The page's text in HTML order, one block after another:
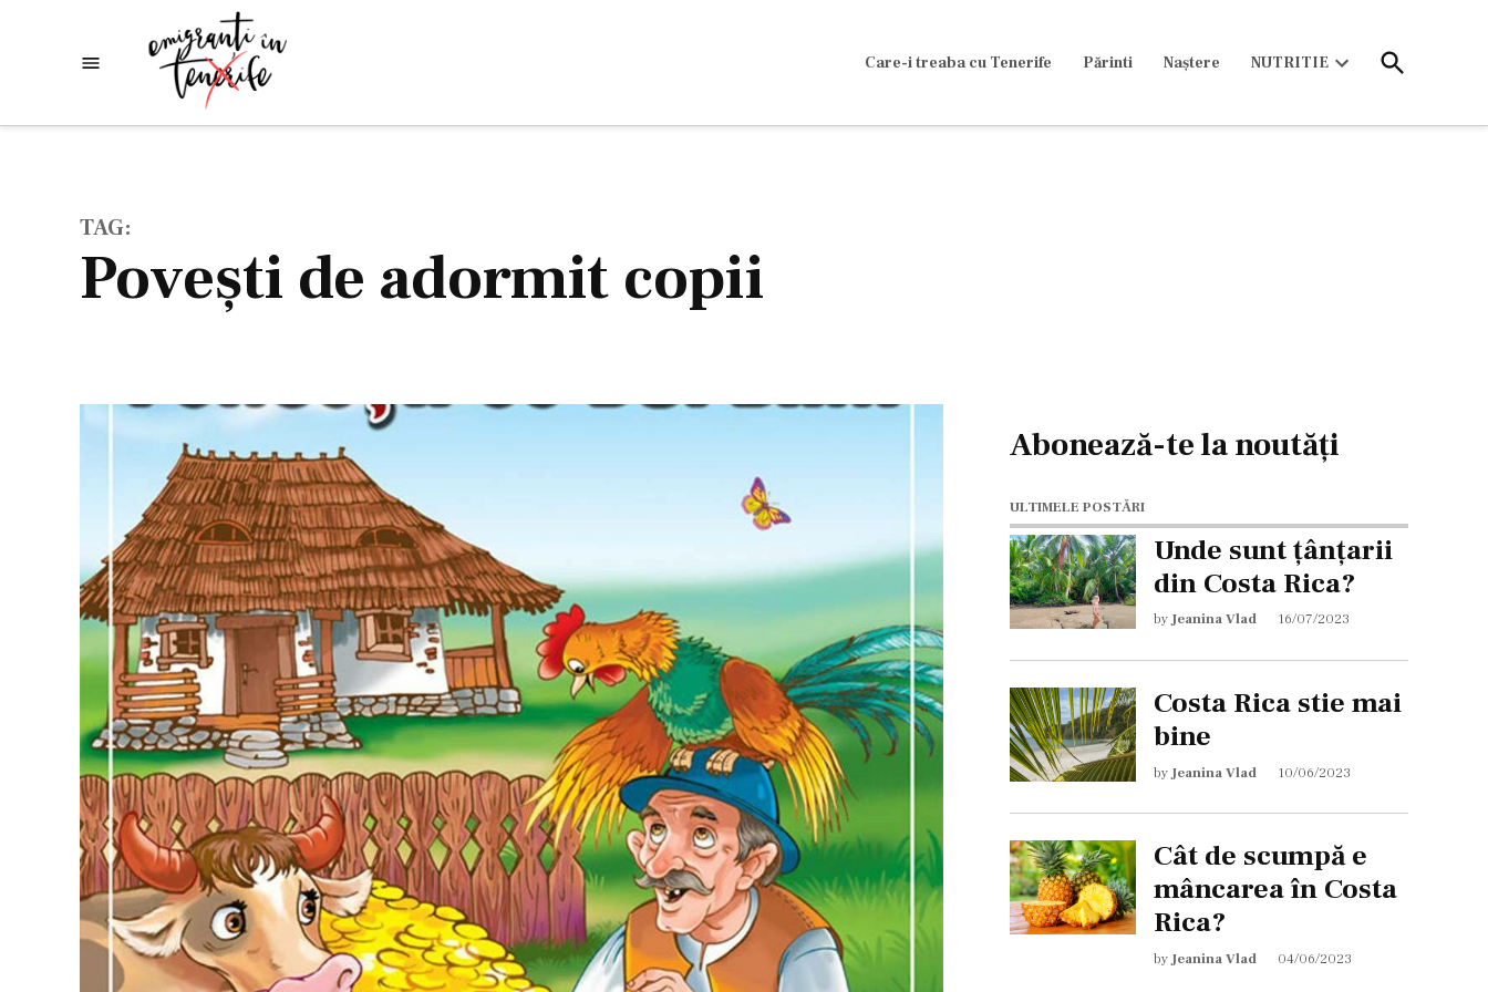
Care-i treaba cu Tenerife Părinti Naștere NUTRITIE
Open
Search
TAG:
povești de adormit copii
Abonează-te la noutăți
ULTIMELE POSTĂRI
Unde sunt țânțarii
din Costa Rica?
byJeanina Vlad 16/07/2023
Costa Rica stie mai
bine
by Jeanina Vlad 10/06/2023
Cât de scumpă e
mâncarea în Costa
Rica?
by Jeanina Vlad 04/06/2023